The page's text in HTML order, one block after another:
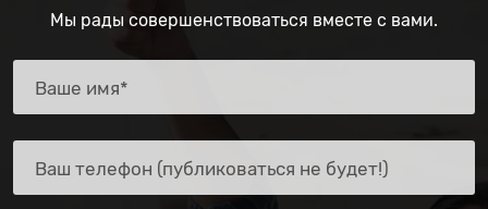
Мы рады совершенствоваться вместе с вами.